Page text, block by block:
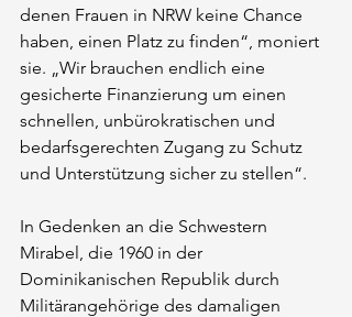
denen Frauen in NRW keine Chance
haben, einen Platz zu finden“, moniert
sie. „Wir brauchen endlich eine
gesicherte Finanzierung um einen
schnellen, unbürokratischen und
bedarfsgerechten Zugang zu Schutz
und Unterstützung sicher zu stellen“.
In Gedenken an die Schwestern
Mirabel, die 1960 in der
Dominikanischen Republik durch
Militärangehörige des damaligen